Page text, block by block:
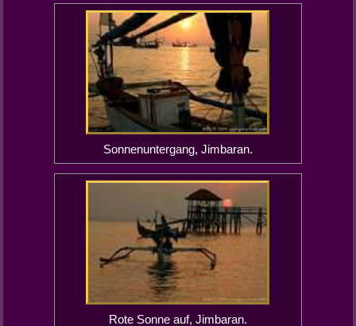
Sonnenuntergang, Jimbaran.
Rote Sonne auf, Jimbaran.